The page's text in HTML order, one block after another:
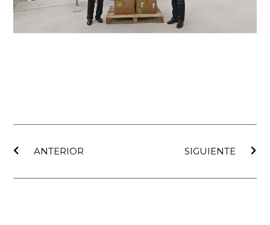
ANTERIOR
SIGUIENTE